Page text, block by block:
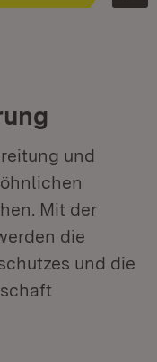
und
Mit der
die
und die